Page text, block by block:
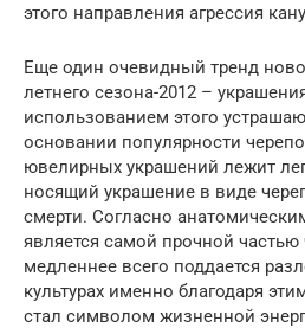
этого направления агрессия
Еще один очевидный тренд
летнего сезона-2012 –
использованием этого
основании популярности
ювелирных украшений лежит
носящий украшение в виде
смерти. Согласно
является самой прочной частью
медленнее всего поддается
культурах именно благодаря
стал символом жизненной